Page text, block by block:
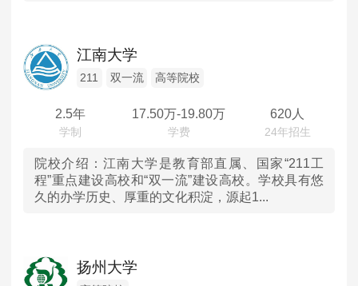
陕西
广西
贵州
甘肃
江南大学
211 双一流 高等院校
2.5年 17.50万-19.80万 620人
院校介绍： 江南大学是教育部直属、国家“211工
程”重点建设高校和“双一流”建设高校。学校具有悠
久的办学历史、厚重的文化积淀，源起1...
扬州大学